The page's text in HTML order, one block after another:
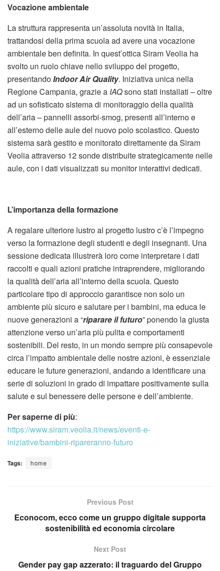
Vocazione ambientale
La struttura rappresenta un’assoluta novità in Italia,
trattandosi della prima scuola ad avere una vocazione
ambientale ben definita. In quest’ottica Siram Veolia ha
svolto un ruolo chiave nello sviluppo del progetto,
presentandoIndoor Air Quality. Iniziativa unica nella
Regione Campania, grazie a IAQsono stati installati – oltre
ad un sofisticato sistema di monitoraggio della qualità
dell’aria – pannelli assorbi-smog, presenti all’interno e
all’esterno delle aule del nuovo polo scolastico. Questo
sistema sarà gestito e monitorato direttamente da Siram
Veolia attraverso 12 sonde distribuite strategicamente nelle
aule, con i dati visualizzati su monitor interattivi dedicati.
L’importanza della formazione
A regalare ulteriore lustro al progetto lustro c’è l’impegno
verso la formazione degli studenti e degli insegnanti. Una
sessione dedicata illustrerà loro come interpretare i dati
raccolti e quali azioni pratiche intraprendere, migliorando
la qualità dell’aria all’interno della scuola. Questo
particolare tipo di approccio garantisce non solo un
ambiente più sicuro e salutare per i bambini, ma educa le
nuove generazioni a “riparare il futuro” ponendo la giusta
attenzione verso un’aria più pulita e comportamenti
sostenibili. Del resto, in un mondo sempre più consapevole
circa l’impatto ambientale delle nostre azioni, è essenziale
educare le future generazioni, andando a identificare una
serie di soluzioni in grado di impattare positivamente sulla
salute e sul benessere delle persone e dell’ambiente.
Per saperne di più:
https://www.siram.veolia.it/news/eventi-e-
iniziative/bambini-ripareranno-futuro
Tags: home
Previous Post
Econocom, ecco come un gruppo digitale supporta
sostenibilità ed economia circolare
Next Post
Gender pay gap azzerato: il traguardo del Gruppo